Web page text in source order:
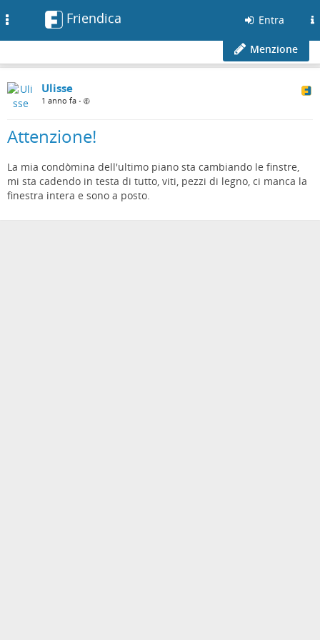
Friendica Entra
Menzione
Ulisse
1 anno fa •
Attenzione!
La mia condòmina dell'ultimo piano sta cambiando le finstre,
mi sta cadendo in testa di tutto, viti, pezzi di legno, ci manca la
finestra intera e sono a posto.